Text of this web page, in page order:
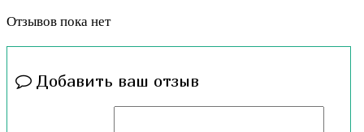
Отзывов пока нет
Добавить ваш отзыв